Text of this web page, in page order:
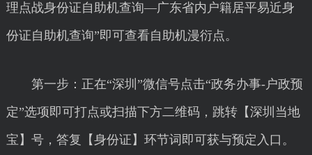
理点战身份证自助机查询—广东省内户籍居平易近身
份证自助机查询”即可查看自助机漫衍点。
第一步：正在“深圳”微信号点击“政务办事-户政预
定”选项即可打点或扫描下方二维码，跳转【深圳当地
宝】号，答复【身份证】环节词即可获与预定入口。